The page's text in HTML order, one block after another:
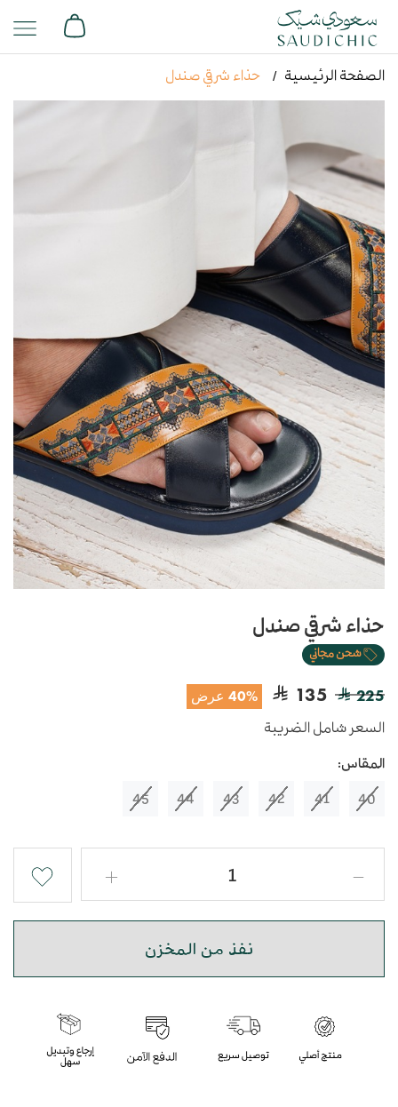
الصفحة الرئيسية حذاء شرقي صندل
حذاء شرقي صندل
شحن مجاني
225
135 40% عرض
السعر شامل الضريبة
المقاس:
40
41
42
43
44
45
نفذ من المخزن